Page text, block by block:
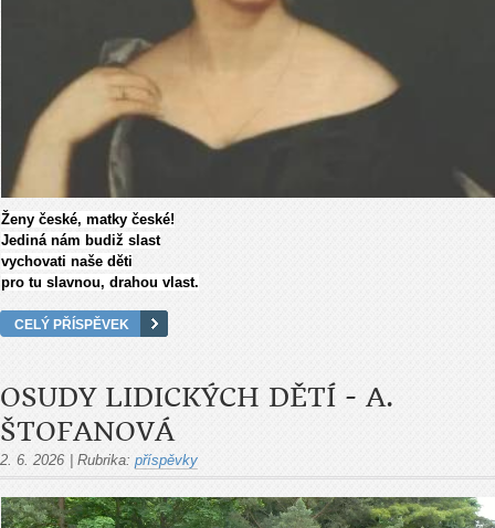
Ženy české, matky české!
Jediná nám budiž slast
vychovati naše děti
pro tu slavnou, drahou vlast.
CELÝ PŘÍSPĚVEK
OSUDY LIDICKÝCH DĚTÍ - A.
ŠTOFANOVÁ
2. 6. 2026 Rubrika: příspěvky